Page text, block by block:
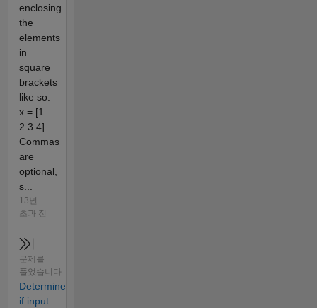
enclosing
the
elements
in
square
brackets
like so:
x = [1
2 3 4]
Commas
are
optional,
s...
13년
초과 전
문제를
풀었습니다
Determine
if input